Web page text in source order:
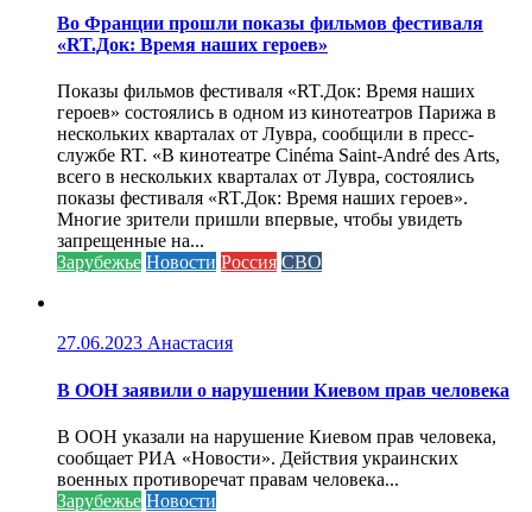
Во Франции прошли показы фильмов фестиваля
«RT.Док: Время наших героев»
Показы фильмов фестиваля «RT.Док: Время наших
героев» состоялись в одном из кинотеатров Парижа в
нескольких кварталах от Лувра, сообщили в пресс-
службе RT. «В кинотеатре Cinéma Saint-André des Arts,
всего в нескольких кварталах от Лувра, состоялись
показы фестиваля «RT.Док: Время наших героев».
Многие зрители пришли впервые, чтобы увидеть
запрещенные на...
Зарубежье Новости Россия СВО
27.06.2023 Анастасия
В ООН заявили о нарушении Киевом прав человека
В ООН указали на нарушение Киевом прав человека,
сообщает РИА «Новости». Действия украинских
военных противоречат правам человека...
Зарубежье Новости